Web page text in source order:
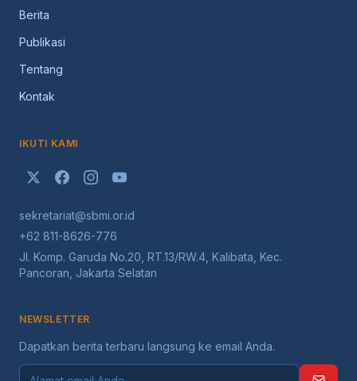
Berita
Publikasi
Tentang
Kontak
IKUTI KAMI
sekretariat@sbmi.or.id
+62 811-8626-776
Jl. Komp. Garuda No.20, RT.13/RW.4, Kalibata, Kec.
Pancoran, Jakarta Selatan
NEWSLETTER
Dapatkan berita terbaru langsung ke email Anda.